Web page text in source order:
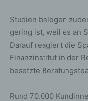
Studien belegen
gering ist, weil es an
Darauf reagiert die
Finanzinstitut in der
besetzte
Rund 70.000